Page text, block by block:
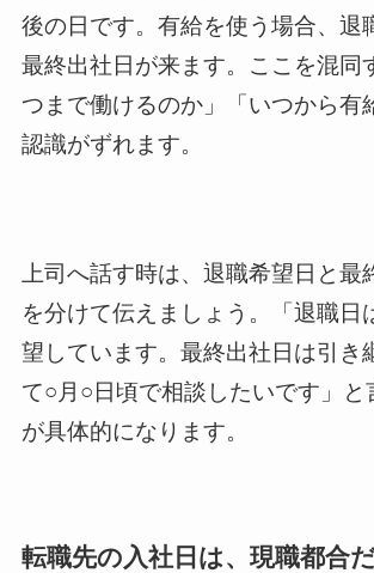
後の日です。有給を使う場合、退
最終出社日が来ます。ここを混同
つまで働けるのか」「いつから有
認識がずれます。
上司へ話す時は、退職希望日と最
を分けて伝えましょう。「退職日
望しています。最終出社日は引き
て○月○日頃で相談したいです」と
が具体的になります。
転職先の入社日は、現職都合